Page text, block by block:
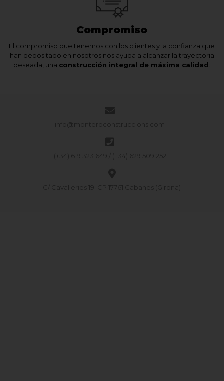
Compromiso
El compromiso que tenemos con los clientes y la confianza que
han depositado en nosotros nos ayuda a alcanzar la trayectoria
deseada, una construcción integral de máxima calidad.